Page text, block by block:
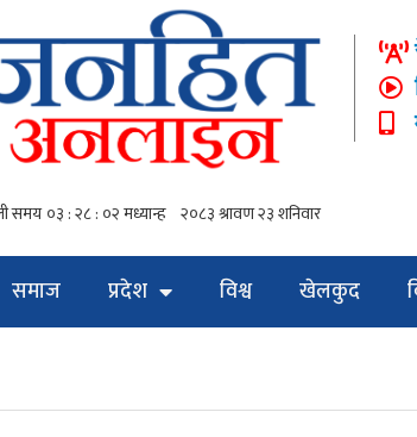
समाज प्रदेश विश्व खेलकुद